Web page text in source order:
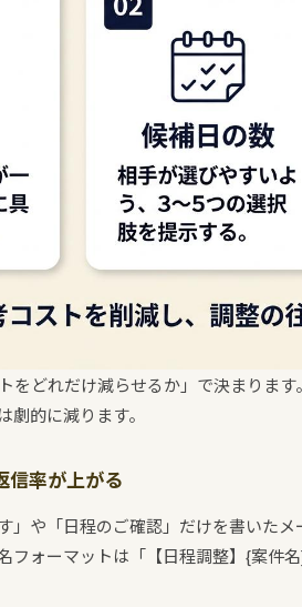
をどれだけ減らせるか」で決まりま
的に減ります。
信率が上がる
」や「日程のご確認」だけを書いた
フォーマットは「【日程調整】{案件